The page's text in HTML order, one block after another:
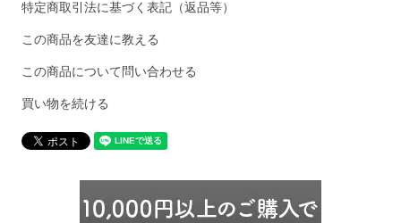
特定商取引法に基づく表記（返品等）
この商品を友達に教える
この商品について問い合わせる
買い物を続ける